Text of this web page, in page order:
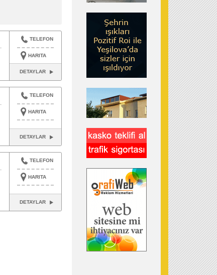
TELEFON
HARITA
DETAYLAR
TELEFON
HARITA
DETAYLAR
TELEFON
HARITA
DETAYLAR